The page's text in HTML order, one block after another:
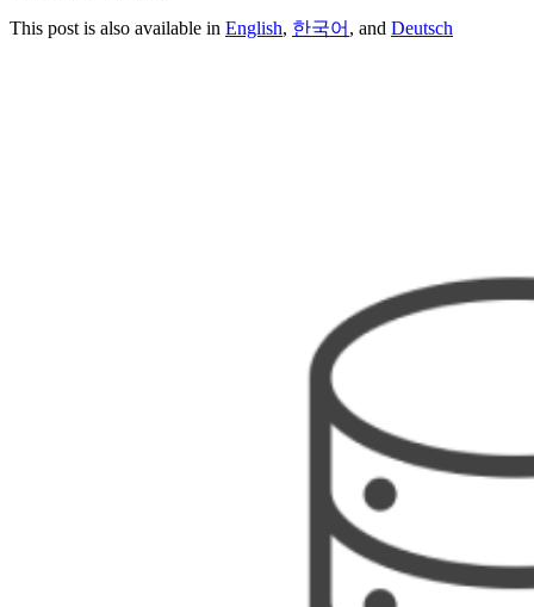
This post is also available in English, 한국어 , and Deutsch